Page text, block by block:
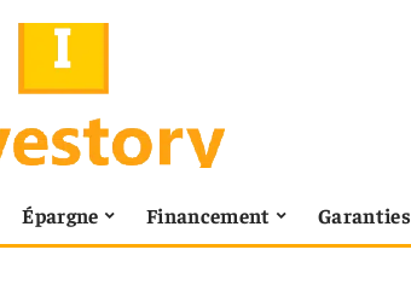
Épargne Financement Garanties